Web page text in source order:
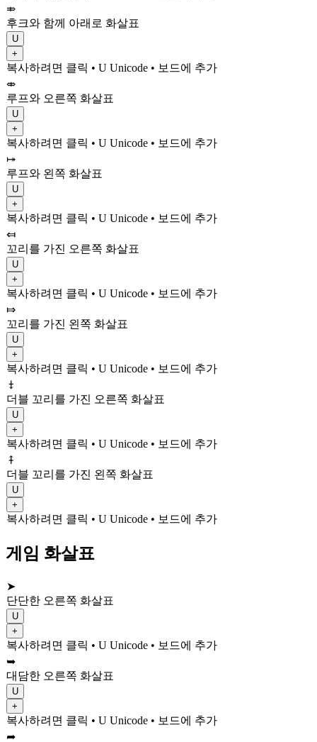
⤃
후크와 함께 아래로 화살표
U
+
복사하려면 클릭 • U Unicode • 보드에 추가
⤄
루프와 오른쪽 화살표
U
+
복사하려면 클릭 • U Unicode • 보드에 추가
⤅
루프와 왼쪽 화살표
U
+
복사하려면 클릭 • U Unicode • 보드에 추가
⤆
꼬리를 가진 오른쪽 화살표
U
+
복사하려면 클릭 • U Unicode • 보드에 추가
⤇
꼬리를 가진 왼쪽 화살표
U
+
복사하려면 클릭 • U Unicode • 보드에 추가
⤈
더블 꼬리를 가진 오른쪽 화살표
U
+
복사하려면 클릭 • U Unicode • 보드에 추가
⤉
더블 꼬리를 가진 왼쪽 화살표
U
+
복사하려면 클릭 • U Unicode • 보드에 추가
게임 화살표
➤
단단한 오른쪽 화살표
U
+
복사하려면 클릭 • U Unicode • 보드에 추가
➥
대담한 오른쪽 화살표
U
+
복사하려면 클릭 • U Unicode • 보드에 추가
➦